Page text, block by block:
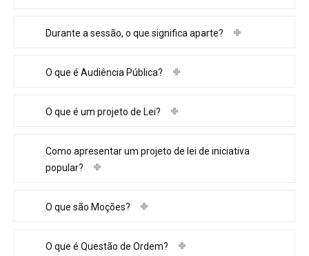
Durante a sessão, o que significa aparte?
O que é Audiência Pública?
O que é um projeto de Lei?
Como apresentar um projeto de lei de iniciativa
popular?
O que são Moções?
O que é Questão de Ordem?